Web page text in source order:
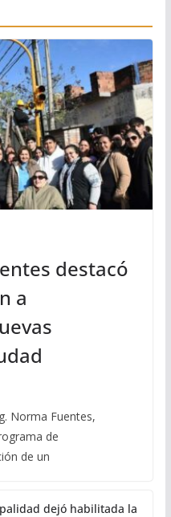
destacó
a
Norma Fuentes,
de
de un
dejó habilitada la